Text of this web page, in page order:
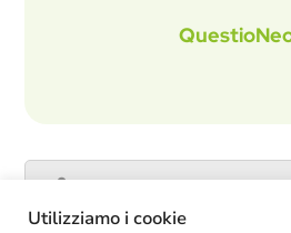
Utilizziamo i cookie